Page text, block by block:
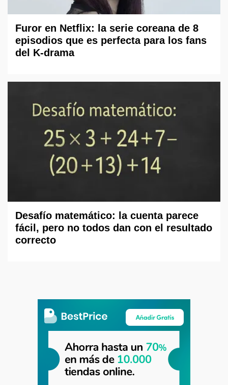
Furor en Netflix: la serie coreana de 8
episodios que es perfecta para los fans
del K-drama
Desafío matemático: la cuenta parece
fácil, pero no todos dan con el resultado
correcto